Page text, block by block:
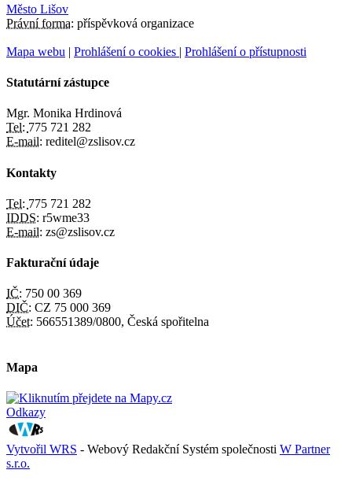
Město Lišov
Právní forma: příspěvková organizace
Mapa webu | Prohlášení o cookies | Prohlášení o přístupnosti
Statutární zástupce
Mgr. Monika Hrdinová
Tel: 775 721 282
E-mail: reditel@zslisov.cz
Kontakty
Tel: 775 721 282
IDDS: r5wme33
E-mail: zs@zslisov.cz
Fakturační údaje
IČ: 750 00 369
DIČ: CZ 75 000 369
Účet: 566551389/0800, Česká spořitelna
Mapa
Odkazy
Vytvořil WRS - Webový Redakční Systém společnosti W Partner
s.r.o.